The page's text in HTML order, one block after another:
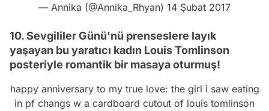
— Annika (@Annika_Rhyan) 14 Şubat 2017
10. Sevgililer Günü'nü prenseslere layık
yaşayan bu yaratıcı kadın Louis Tomlinson
posteriyle romantik bir masaya oturmuş!
happy anniversary to my true love: the girl i saw eating
in pf changs w a cardboard cutout of louis tomlinson